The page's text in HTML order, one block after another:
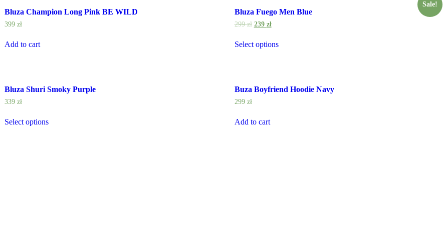
Bluza Champion Long Pink BE WILD
399 zł
Add to cart
Sale!
Bluza Fuego Men Blue
299zł 239 zł
Select options
Bluza Shuri Smoky Purple
339 zł
Select options
Buza Boyfriend Hoodie Navy
299 zł
Add to cart